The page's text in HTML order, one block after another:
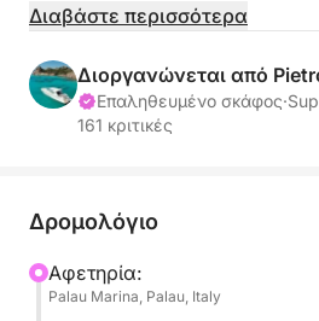
νησιά Caprera και Maddalena,
Budelli.
Εξερευνήστε κρυμμένους
αναπνευστήρα, είτε βγάζετε
την ελευθερία και την
Διαβάστε περισσότερα
Διοργανώνεται από
Επαληθευμένο σκάφος·
161 κριτικές
Δρομολόγιο
Αφετηρία:
Palau Marina, Palau, Italy